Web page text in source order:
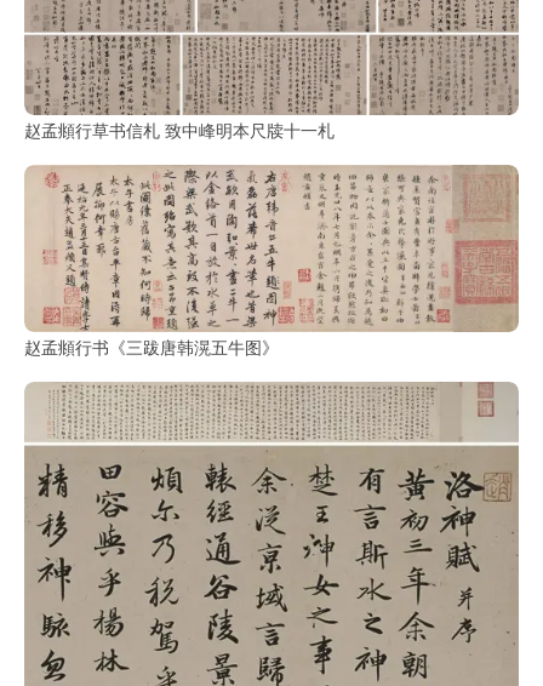
赵孟頫行草书信札 致中峰明本尺牍十一札
赵孟頫行书《三跋唐韩滉五牛图》